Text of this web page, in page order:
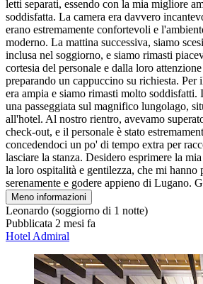
letti separati, essendo con la mia migliore
soddisfatta. La camera era davvero
erano estremamente confortevoli e
moderno. La mattina successiva, siamo
inclusa nel soggiorno, e siamo rimasti
cortesia del personale e dalla loro
preparando un cappuccino su richiesta. Per
era ampia e siamo rimasti molto soddisfatti.
una passeggiata sul magnifico lungolago,
all'hotel. Al nostro rientro, avevamo
check-out, e il personale è stato
concedendoci un po' di tempo extra per
lasciare la stanza. Desidero esprimere la
la loro ospitalità e gentilezza, che mi hanno
serenamente e godere appieno di Lugano.
Meno informazioni
Leonardo (soggiorno di 1 notte)
Pubblicata 2 mesi fa
Hotel Admiral